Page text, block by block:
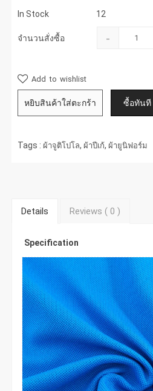
In Stock 12
จำนวนสั่งซื้อ -
Add to wishlist
Tags :ผ้าจูติโปโล,ผ้าปีเก้,ผ้ายูนิฟอร์ม
Details Reviews ( 0)
Specification